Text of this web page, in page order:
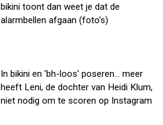
bikini toont dan weet je dat de
alarmbellen afgaan (foto's)
In bikini en 'bh-loos' poseren... meer
heeft Leni, de dochter van Heidi Klum,
niet nodig om te scoren op Instagram